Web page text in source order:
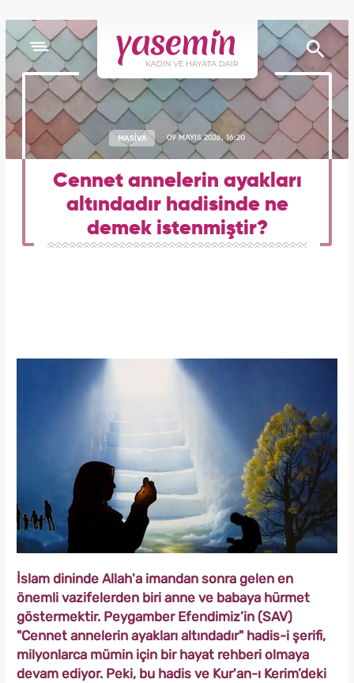
MASİVA 09 MAYIS 2026, 16:20
Cennet annelerin ayakları
altındadır hadisinde ne
demek istenmiştir?
İslam dininde Allah'a imandan sonra gelen en
önemli vazifelerden biri anne ve babaya hürmet
göstermektir. Peygamber Efendimiz’in (SAV)
"Cennet annelerin ayakları altındadır" hadis-i şerifi,
milyonlarca mümin için bir hayat rehberi olmaya
devam ediyor. Peki, bu hadis ve Kur'an-ı Kerim’deki